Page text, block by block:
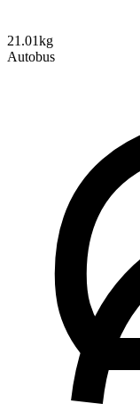
21.01kg
Autobus